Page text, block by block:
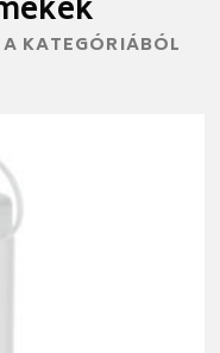
KATEGÓRIÁBÓL